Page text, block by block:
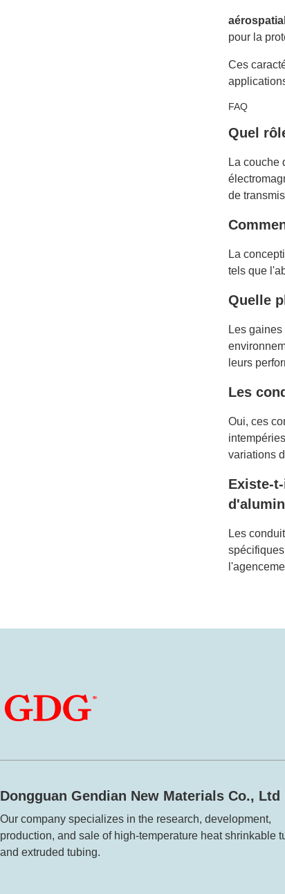
pour la
Ces
FAQ
Quel
La couche
de
La
tels que
Quelle
Les
leurs
Les
Oui, ces
variations
Existe-
Les
Dongguan Gendian New Materials Co., Ltd
Our company specializes in the research, development,
production, and sale of high-temperature heat shrinkable
and extruded tubing.